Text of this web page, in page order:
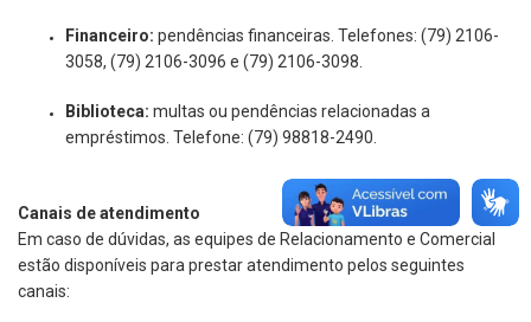
Financeiro: pendências financeiras. Telefones: (79) 2106-
3058, (79) 2106-3096 e (79) 2106-3098.
Biblioteca: multas ou pendências relacionadas a
empréstimos. Telefone: (79) 98818-2490.
Canais de atendimento
Em caso de dúvidas, as equipes de Relacionamento e Comercial
estão disponíveis para prestar atendimento pelos seguintes
canais: